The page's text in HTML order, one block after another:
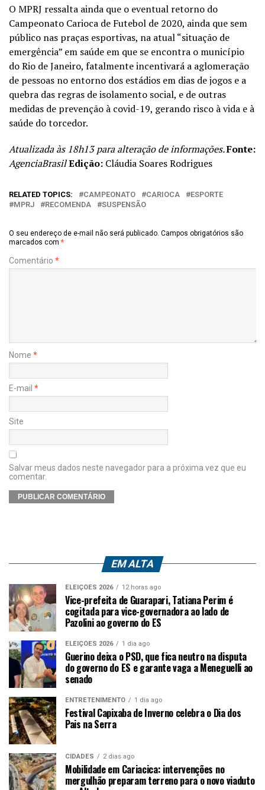
O MPRJ ressalta ainda que o eventual retorno do
Campeonato Carioca de Futebol de 2020, ainda que sem
público nas praças esportivas, na atual “situação de
emergência” em saúde em que se encontra o município
do Rio de Janeiro, fatalmente incentivará a aglomeração
de pessoas no entorno dos estádios em dias de jogos e a
quebra das regras de isolamento social, e de outras
medidas de prevenção à covid-19, gerando risco à vida e à
saúde do torcedor.
Atualizada às 18h13 para alteração de informações.Fonte:
AgenciaBrasilEdição: Cláudia Soares Rodrigues
RELATED TOPICS: CAMPEONATO CARIOCA
ESPORTE
MPRJ
RECOMENDA SUSPENSÃO
O seu endereço de e-mail não será publicado. Campos obrigatórios são
marcados com *
Comentário *
Nome *
E-mail *
Site
Salvar meus dados neste navegador para a próxima vez que eu
comentar.
EM ALTA
ELEIÇÕES 2026 12 horas ago
Vice-prefeita de Guarapari, Tatiana Perim é
cogitada para vice-governadora ao lado de
Pazolini ao governo do ES
ELEIÇÕES 2026 1 dia ago
Guerino deixa o PSD, que fica neutro na disputa
do governo do ES e garante vaga a Meneguelli ao
senado
ENTRETENIMENTO 1 dia ago
Festival Capixaba de Inverno celebra o Dia dos
Pais na Serra
CIDADES 2 dias ago
Mobilidade em Cariacica: intervenções no
mergulhão preparam terreno para o novo viaduto